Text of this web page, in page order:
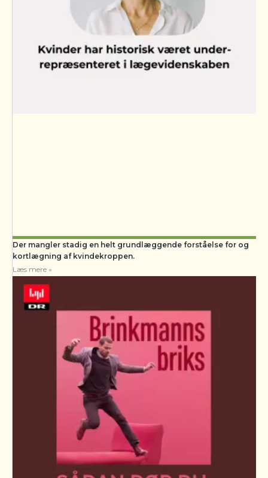
Der mangler stadig en helt grundlæggende forståelse for og
kortlægning af kvindekroppen.
Læs mere »